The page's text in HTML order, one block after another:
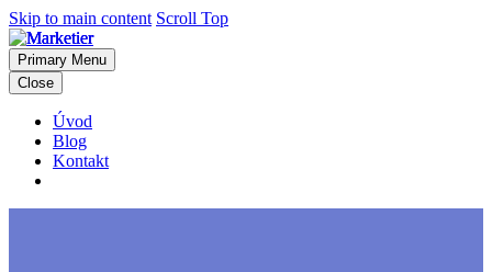
Skip to main content Scroll Top
Primary Menu
Close
Úvod
Blog
Kontakt